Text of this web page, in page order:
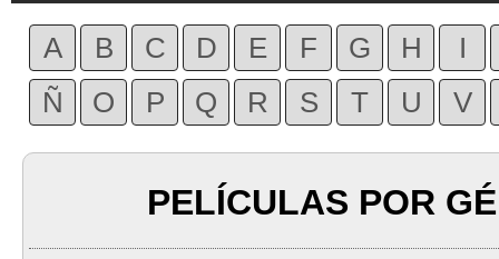
A B C D E F G H
I
Ñ
O P Q R S T U V
PELÍCULAS POR